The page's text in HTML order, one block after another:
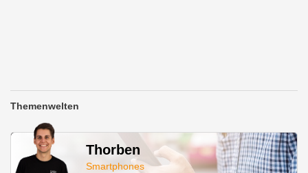
Themenwelten
Thorben
Smartphones